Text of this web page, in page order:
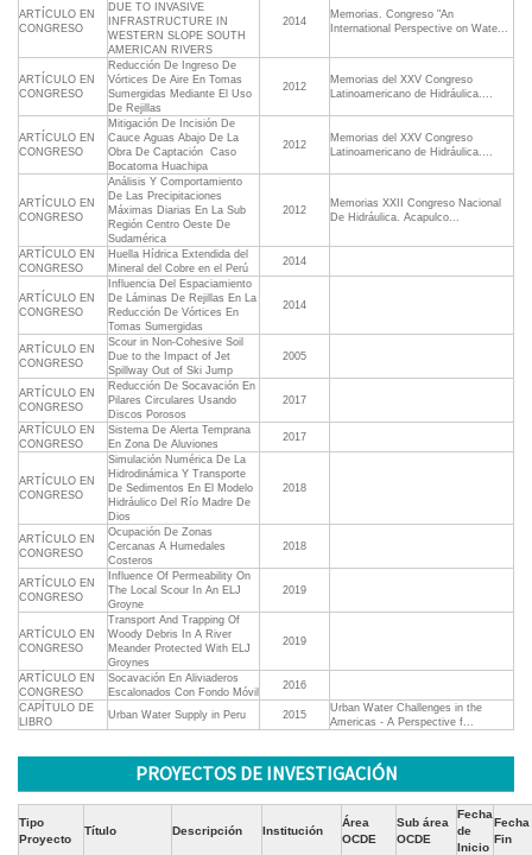
ARTÍCULO EN
CONGRESO
DUE TO INVASIVE
INFRASTRUCTURE IN
WESTERN SLOPE SOUTH
AMERICAN RIVERS
2014
Memorias. Congreso "An
International Perspective on Wate...
ARTÍCULO EN
CONGRESO
Reducción De Ingreso De
Vórtices De Aire En Tomas
Sumergidas Mediante El Uso
De Rejillas
2012
Memorias del XXV Congreso
Latinoamericano de Hidráulica....
ARTÍCULO EN
CONGRESO
Mitigación De Incisión De
Cauce Aguas Abajo De La
Obra De Captación  Caso
Bocatoma Huachipa
2012
Memorias del XXV Congreso
Latinoamericano de Hidráulica....
ARTÍCULO EN
CONGRESO
Análisis Y Comportamiento
De Las Precipitaciones
Máximas Diarias En La Sub 
Región Centro Oeste De
Sudamérica
2012
Memorias XXII Congreso Nacional
De Hidráulica. Acapulco...
ARTÍCULO EN
CONGRESO
Huella Hídrica Extendida del
Mineral del Cobre en el Perú
2014
ARTÍCULO EN
CONGRESO
Influencia Del Espaciamiento
De Láminas De Rejillas En La
Reducción De Vórtices En
Tomas Sumergidas
2014
ARTÍCULO EN
CONGRESO
Scour in Non-Cohesive Soil
Due to the Impact of Jet
Spillway Out of Ski Jump
2005
ARTÍCULO EN
CONGRESO
Reducción De Socavación En
Pilares Circulares Usando
Discos Porosos
2017
ARTÍCULO EN
CONGRESO
Sistema De Alerta Temprana
En Zona De Aluviones
2017
ARTÍCULO EN
CONGRESO
Simulación Numérica De La
Hidrodinámica Y Transporte
De Sedimentos En El Modelo
Hidráulico Del Río Madre De
Dios
2018
ARTÍCULO EN
CONGRESO
Ocupación De Zonas
Cercanas A Humedales
Costeros
2018
ARTÍCULO EN
CONGRESO
Influence Of Permeability On
The Local Scour In An ELJ
Groyne
2019
ARTÍCULO EN
CONGRESO
Transport And Trapping Of
Woody Debris In A River
Meander Protected With ELJ
Groynes
2019
ARTÍCULO EN
CONGRESO
Socavación En Aliviaderos
Escalonados Con Fondo Móvil
2016
CAPÍTULO DE
LIBRO
Urban Water Supply in Peru 2015
Urban Water Challenges in the
Americas - A Perspective f...
PROYECTOS DE INVESTIGACIÓN
Tipo
Proyecto
Título Descripción Institución
Área
OCDE
Sub área
OCDE
Fecha
de
Inicio
Fecha
Fin